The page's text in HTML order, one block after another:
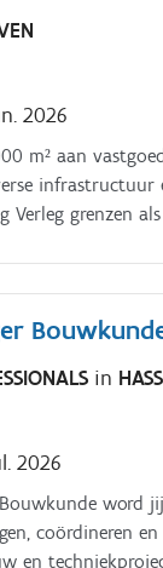
2026
m² aan
infrastructuur
Verleg grenzen
team van de
waar je als
beheer
in
2026
word
coördineren en
en